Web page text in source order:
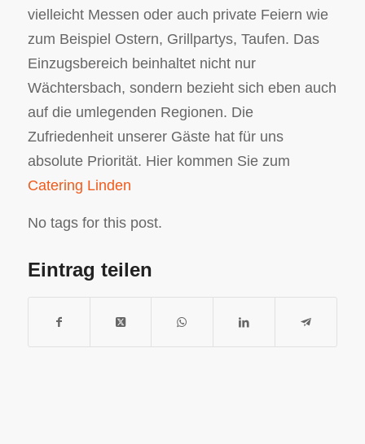
vielleicht Messen oder auch private Feiern wie
zum Beispiel Ostern, Grillpartys, Taufen. Das
Einzugsbereich beinhaltet nicht nur
Wächtersbach, sondern bezieht sich eben auch
auf die umlegenden Regionen. Die
Zufriedenheit unserer Gäste hat für uns
absolute Priorität. Hier kommen Sie zum
Catering Linden
No tags for this post.
Eintrag teilen